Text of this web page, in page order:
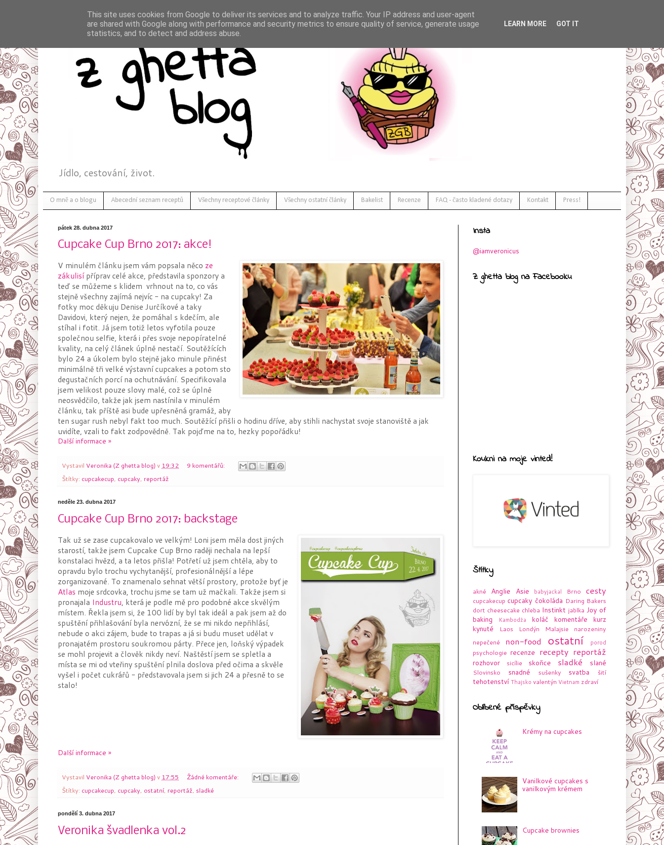
Jídlo, cestování, život.
O mně a o blogu Abecední seznam receptů Všechny receptové články Všechny ostatní články Bakelist Recenze FAQ - často kladené dotazy Kontakt Press!
pátek 28. dubna 2017
Cupcake Cup Brno 2017: akce!
V minulém článku jsem vám popsala něco ze
zákulisípříprav celé akce, představila sponzory a
teď se můžeme s klidem vrhnout na to, co vás
stejně všechny zajímá nejvíc - na cupcaky! Za
fotky moc děkuju Denise Jurčíkové a taky
Davidovi, který nejen, že pomáhal s kdečím, ale
stíhal i fotit. Já jsem totiž letos vyfotila pouze
společnou selfie, která i přes svoje nepopíratelné
kvality, na celý článek úplně nestačí. Soutěžících
bylo 24 a úkolem bylo stejně jako minule přinést
minimálně tři velké výstavní cupcakes a potom sto
degustačních porcí na ochutnávání. Specifikovala
jsem velikost pouze slovy malé, což se úplně
neosvědčilo, takže jak jsem nastínila v minulém
článku, tak příště asi bude upřesněná gramáž, aby
ten sugar rush nebyl fakt too much. Soutěžící přišli o hodinu dříve, aby stihli nachystat svoje stanoviště a jak
uvidíte, vzali to fakt zodpovědně. Tak pojďme na to, hezky popořádku!
Další informace »
Vystavil Veronika (Z ghetta blog) v 19:32
9 komentářů:
Štítky: cupcakecup, cupcaky, reportáž
neděle 23. dubna 2017
Cupcake Cup Brno 2017: backstage
Tak už se zase cupcakovalo ve velkým! Loni jsem měla dost jiných
starostí, takže jsem Cupcake Cup Brno raději nechala na lepší
konstalaci hvězd, a ta letos přišla! Potřetí už jsem chtěla, aby to
opravdu bylo trochu vychytanější, profesionálnější a lépe
zorganizované. To znamenalo sehnat větší prostory, protože byť je
Atlas moje srdcovka, trochu jsme se tam už mačkali. Takže jsem si
pronajala Industru, která je podle mě pro podobné akce skvělým
místem. Řekla jsem si, že 100 lidí by byl tak ideál a pak jsem až do
spuštění přihlašování byla nervózní, že se mi nikdo nepřihlásí,
nebude o akci zájem, bude to trapas a já si budu muset udělat v
pronajatém prostoru soukromou párty. Přece jen, loňský výpadek
se mohl projevit a člověk nikdy neví. Naštěstí jsem se spletla a
místa se mi od vteřiny spuštění plnila doslova před očima a skvěle
vyšel i počet cukrářů - představovala jsem si jich 24 a přesně to se
stalo!
Další informace »
Vystavil Veronika (Z ghetta blog) v 17:55
Žádné komentáře:
Štítky: cupcakecup, cupcaky, ostatní, reportáž, sladké
pondělí 3. dubna 2017
Veronika švadlenka vol.2
Insta
@iamveronicus
Z ghetta blog na Facebooku
Koukni na moje vinted!
Štítky
akné Anglie Asie babyjackal Brno cesty
cupcakecup cupcaky čokoláda Daring Bakers
dort cheesecake chleba Instinkt jablka Joy of
baking
Kambodža koláč komentáře
kurz
kynuté
Laos Londýn Malajsie
narozeniny
nepečené
non-food ostatní porod
psychologie recenze recepty reportáž
rozhovor sicílie skořice sladké slané
Slovinsko snadné sušenky svatba šití
tehotenství Thajsko valentýn Vietnam zdraví
Oblíbené příspěvky
Krémy na cupcakes
Vanilkové cupcakes s
vanilkovým krémem
Cupcake brownies
This site uses cookies from Google to deliver its services and to analyze traffic. Your IP address and user-agent
are shared with Google along with performance and security metrics to ensure quality of service, generate usage
statistics, and to detect and address abuse.
LEARN MORE GOT IT